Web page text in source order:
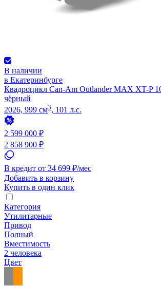
В наличии
в Екатеринбурге
Квадроцикл Can-Am Outlander MAX XT-P
чёрный
2026, 999 см3, 101 л.с.
2 599 000 ₽
2 858 900 ₽
В кредит от 34 699 ₽/мес
Добавить в корзину
Купить в один клик
Категория
Утилитарные
Привод
Полный
Вместимость
2 человека
Цвет